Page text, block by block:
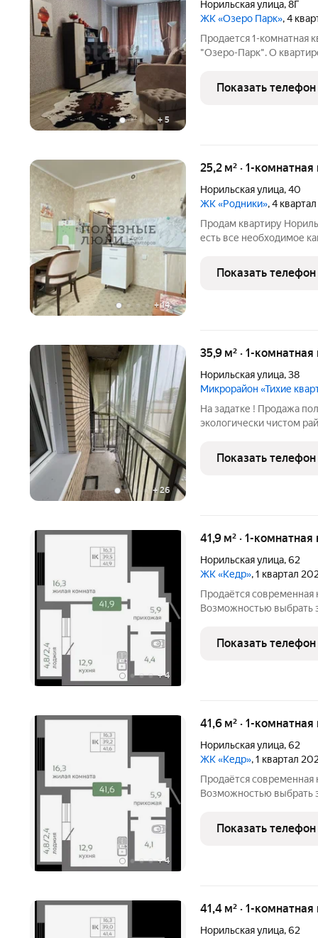
+ 5
Норильская улица,8Г
ЖК «Озеро Парк», 4
Продается 1-комнатная
"Озеро-Парк". О
собственник,
собственности с 2022
Показать телефон
+14
25,2 м² · 1-
Норильская улица,40
ЖК «Родники», 4
Продам квартиру
есть все необходимое
остановка
пункты
Показать телефон
+26
35,9 м² · 1-
Норильская улица,38
Микрорайон «Тихие
На задатке ! Продажа
экологически чистом
Тихие Кварталы.
прекрасным видом из
Показать телефон
+4
41,9 м² · 1-
Норильская улица,62
ЖК «Кедр», 1 квартал
Продаётся современная
Возможностью выбрать
ипотека». Это ваша
годовых и сэкономить
Показать телефон
+4
41,6 м² · 1-
Норильская улица,62
ЖК «Кедр», 1 квартал
Продаётся современная
Возможностью выбрать
ипотека». Это ваша
годовых и сэкономить
Показать телефон
41,4 м² · 1-
Норильская улица,62